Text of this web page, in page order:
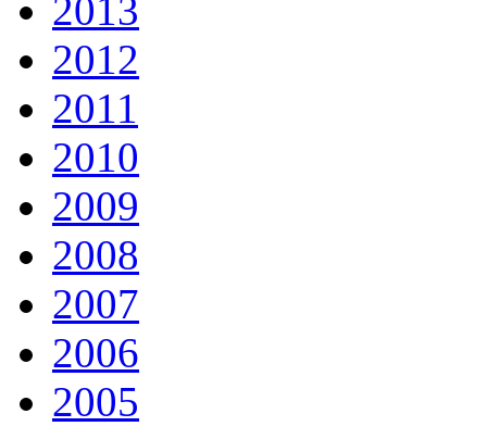
2013
2012
2011
2010
2009
2008
2007
2006
2005